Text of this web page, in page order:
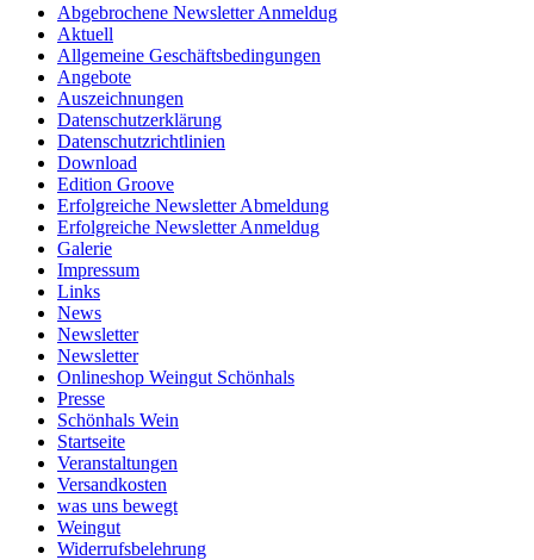
Abgebrochene Newsletter Anmeldug
Aktuell
Allgemeine Geschäftsbedingungen
Angebote
Auszeichnungen
Datenschutzerklärung
Datenschutzrichtlinien
Download
Edition Groove
Erfolgreiche Newsletter Abmeldung
Erfolgreiche Newsletter Anmeldug
Galerie
Impressum
Links
News
Newsletter
Newsletter
Onlineshop Weingut Schönhals
Presse
Schönhals Wein
Startseite
Veranstaltungen
Versandkosten
was uns bewegt
Weingut
Widerrufsbelehrung